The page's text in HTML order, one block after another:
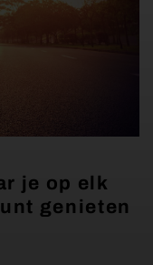
je op elk
genieten